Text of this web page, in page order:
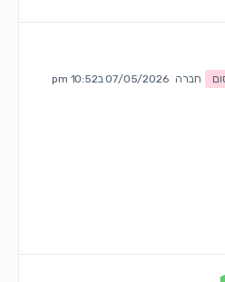
חברה 07/05/2026 ב10:52 pm